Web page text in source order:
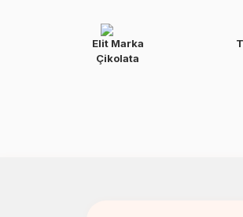
Elit Marka
Çikolata